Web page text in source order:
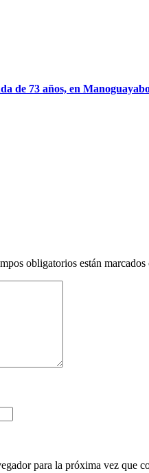
de 73 años, en
obligatorios están marcados
para la próxima vez que